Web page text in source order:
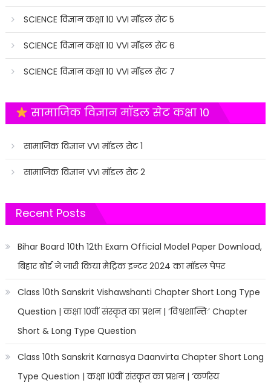
SCIENCE विज्ञान कक्षा 10 VVI मॉडल सेट 5
SCIENCE विज्ञान कक्षा 10 VVI मॉडल सेट 6
SCIENCE विज्ञान कक्षा 10 VVI मॉडल सेट 7
सामाजिक विज्ञान मॉडल सेट कक्षा 10
सामाजिक विज्ञान VVI मॉडल सेट 1
सामाजिक विज्ञान VVI मॉडल सेट 2
Recent Posts
Bihar Board 10th 12th Exam Official Model Paper Download,
बिहार बोर्ड ने जारी किया मैट्रिक इन्टर 2024 का मॉडल पेपर
Class 10th Sanskrit Vishawshanti Chapter Short Long Type
Question | कक्षा 10वीं संस्कृत का प्रशन | ‘विश्वशान्तिः’ Chapter
Short & Long Type Question
Class 10th Sanskrit Karnasya Daanvirta Chapter Short Long
Type Question | कक्षा 10वीं संस्कृत का प्रशन | ‘कर्णस्य